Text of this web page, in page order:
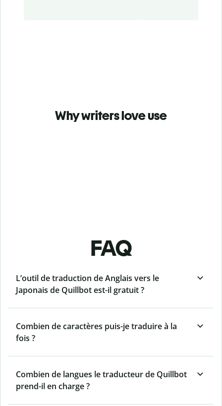
Why writers love use
FAQ
L’outil de traduction de Anglais vers le
Japonais de Quillbot est-il gratuit ?
Combien de caractères puis-je traduire à la
fois ?
Combien de langues le traducteur de Quillbot
prend-il en charge ?